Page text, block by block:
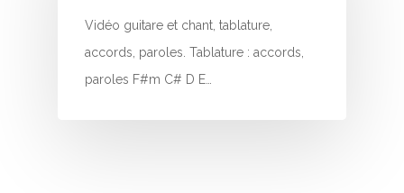
Vidéo guitare et chant, tablature,
accords, paroles. Tablature : accords,
paroles F#m C# D E…